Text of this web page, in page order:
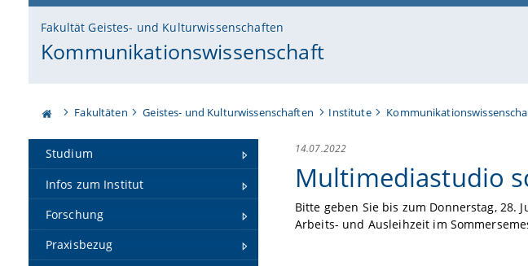
Fakultät Geistes- und Kulturwissenschaften
Kommunikationswissenschaft
Fakultäten Geistes- und Kulturwissenschaften Institute
Studium
Infos zum Institut
Forschung
Praxisbezug
14.07.2022
Multimediastudio
Bitte geben Sie bis zum Donnerstag, 28.
Arbeits- und Ausleihzeit im